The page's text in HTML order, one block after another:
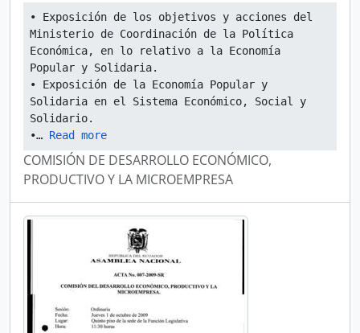
• Exposición de los objetivos y acciones del
Ministerio de Coordinación de la Política
Económica, en lo relativo a la Economía
Popular y Solidaria.
• Exposición de la Economía Popular y
Solidaria en el Sistema Económico, Social y
Solidario.
•… Read more
COMISIÓN DE DESARROLLO ECONÓMICO,
PRODUCTIVO Y LA MICROEMPRESA